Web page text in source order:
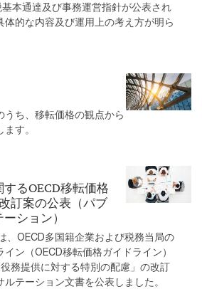
本通達及び事務運営指針が公表され
体的な内容及び運用上の考え方が明ら
うち、移転価格の観点から
す。
るOECD移転価格
訂案の公表（パブ
ション）
、OECD多国籍企業および税務当局の
ン（OECD移転価格ガイドライン）
務提供に対する特別の配慮」の改訂
テーション文書を公表しました。